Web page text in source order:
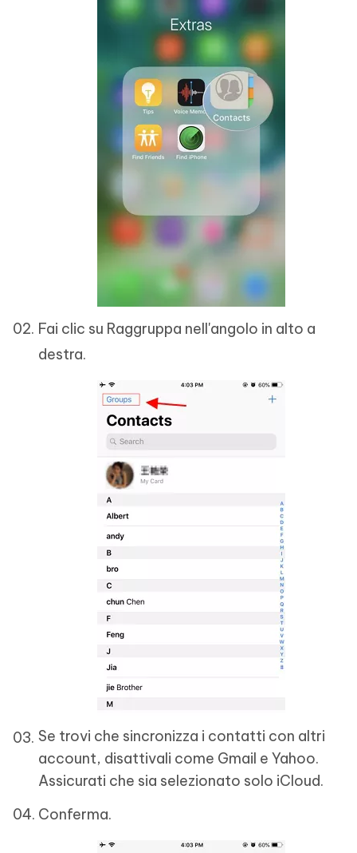
Fai clic su Raggruppa nell'angolo in alto a
destra.
Se trovi che sincronizza i contatti con altri
account, disattivali come Gmail e Yahoo.
Assicurati che sia selezionato solo iCloud.
Conferma.